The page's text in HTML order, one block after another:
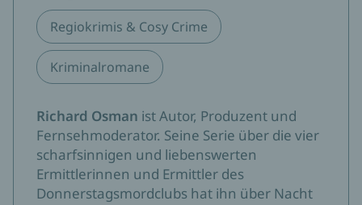
Regiokrimis & Cosy Crime
Kriminalromane
Richard Osman ist Autor, Produzent und
Fernsehmoderator. Seine Serie über die vier
scharfsinnigen und liebenswerten
Ermittlerinnen und Ermittler des
Donnerstagsmordclubs hat ihn über Nacht